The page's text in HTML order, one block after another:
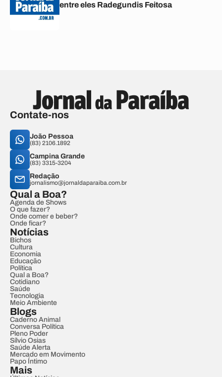
entre eles Radegundis Feitosa
Contate-nos
João Pessoa
(83) 2106.1892
Campina Grande
(83) 3315-3204
Redação
jornalismo@jornaldaparaiba.com.br
Qual a Boa?
Agenda de Shows
O que fazer?
Onde comer e beber?
Onde ficar?
Notícias
Bichos
Cultura
Economia
Educação
Política
Qual a Boa?
Cotidiano
Saúde
Tecnologia
Meio Ambiente
Blogs
Caderno Animal
Conversa Política
Pleno Poder
Sílvio Osias
Saúde Alerta
Mercado em Movimento
Papo Íntimo
Mais